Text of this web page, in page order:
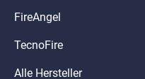
FireAngel
TecnoFire
Alle Hersteller